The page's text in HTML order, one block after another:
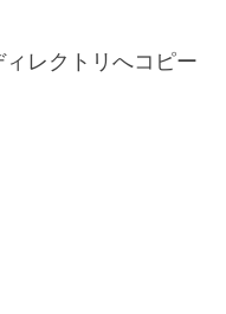
レクトリへコピー